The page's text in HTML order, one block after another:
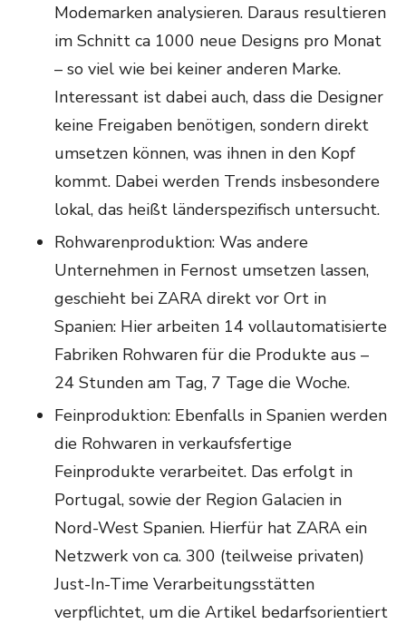
Modemarken analysieren. Daraus resultieren
im Schnitt ca 1000 neue Designs pro Monat
– so viel wie bei keiner anderen Marke.
Interessant ist dabei auch, dass die Designer
keine Freigaben benötigen, sondern direkt
umsetzen können, was ihnen in den Kopf
kommt. Dabei werden Trends insbesondere
lokal, das heißt länderspezifisch untersucht.
Rohwarenproduktion: Was andere
Unternehmen in Fernost umsetzen lassen,
geschieht bei ZARA direkt vor Ort in
Spanien: Hier arbeiten 14 vollautomatisierte
Fabriken Rohwaren für die Produkte aus –
24 Stunden am Tag, 7 Tage die Woche.
Feinproduktion: Ebenfalls in Spanien werden
die Rohwaren in verkaufsfertige
Feinprodukte verarbeitet. Das erfolgt in
Portugal, sowie der Region Galacien in
Nord-West Spanien. Hierfür hat ZARA ein
Netzwerk von ca. 300 (teilweise privaten)
Just-In-Time Verarbeitungsstätten
verpflichtet, um die Artikel bedarfsorientiert